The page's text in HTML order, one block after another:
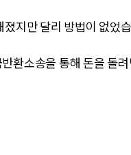
지만 달리 방법이 없었
환소송을 통해 돈을 돌